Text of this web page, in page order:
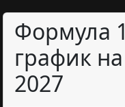
Формула 1
график на
2027